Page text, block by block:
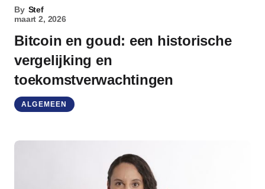
By Stef
maart 2, 2026
Bitcoin en goud: een historische
vergelijking en
toekomstverwachtingen
ALGEMEEN